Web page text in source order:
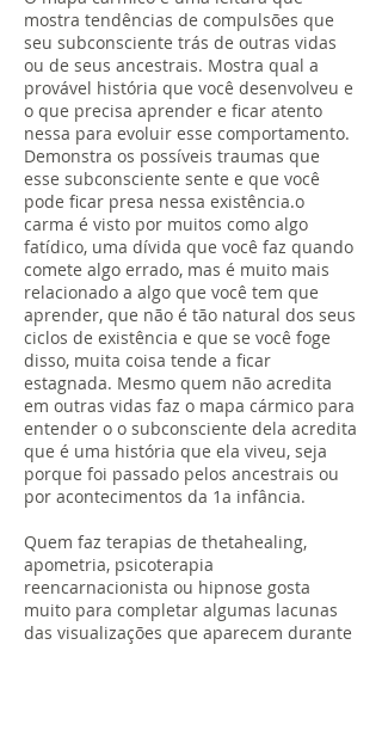
mostra tendências de compulsões que
seu subconsciente trás de outras vidas
ou de seus ancestrais. Mostra qual a
provável história que você desenvolveu e
o que precisa aprender e ficar atento
nessa para evoluir esse comportamento.
Demonstra os possíveis traumas que
esse subconsciente sente e que você
pode ficar presa nessa existência.o
carma é visto por muitos como algo
fatídico, uma dívida que você faz quando
comete algo errado, mas é muito mais
relacionado a algo que você tem que
aprender, que não é tão natural dos seus
ciclos de existência e que se você foge
disso, muita coisa tende a ficar
estagnada. Mesmo quem não acredita
em outras vidas faz o mapa cármico para
entender o o subconsciente dela acredita
que é uma história que ela viveu, seja
porque foi passado pelos ancestrais ou
por acontecimentos da 1a infância.
Quem faz terapias de thetahealing,
apometria, psicoterapia
reencarnacionista ou hipnose gosta
muito para completar algumas lacunas
das visualizações que aparecem durante